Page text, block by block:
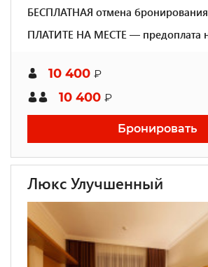
БЕСПЛАТНАЯ отмена бронирования
ПЛАТИТЕ НА МЕСТЕ — предоплата
10 400 ₽
10 400 ₽
Бронировать
Люкс Улучшенный